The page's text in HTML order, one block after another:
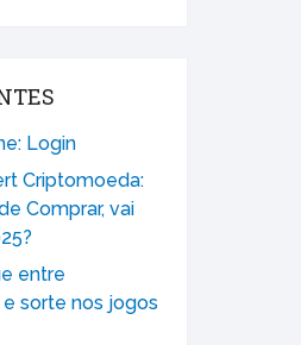
Login
Criptomoeda:
Comprar, vai
entre
sorte nos jogos